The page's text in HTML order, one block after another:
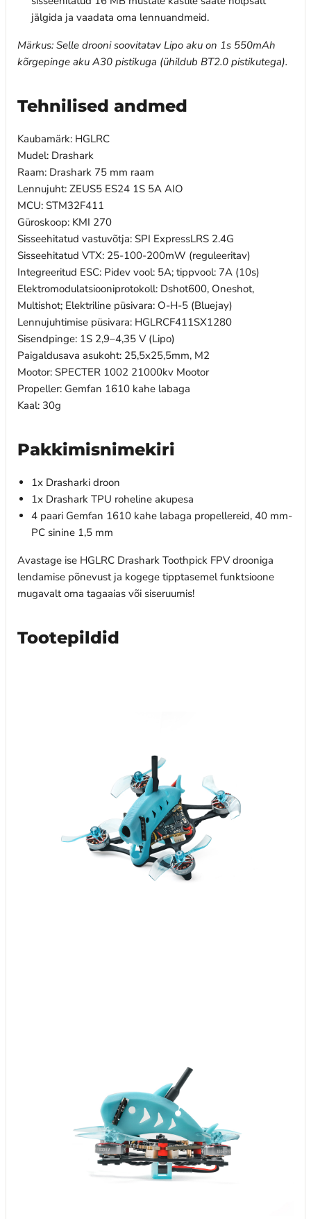
jälgida ja vaadata oma lennuandmeid.
Märkus: Selle drooni soovitatav Lipo aku on 1s 550mAh
kõrgepinge aku A30 pistikuga (ühildub BT2.0 pistikutega).
Tehnilised andmed
Kaubamärk: HGLRC
Mudel: Drashark
Raam: Drashark 75 mm raam
Lennujuht: ZEUS5 ES24 1S 5A AIO
MCU: STM32F411
Güroskoop: KMI 270
Sisseehitatud vastuvõtja: SPI ExpressLRS 2.4G
Sisseehitatud VTX: 25-100-200mW (reguleeritav)
Integreeritud ESC: Pidev vool: 5A; tippvool: 7A (10s)
Elektromodulatsiooniprotokoll: Dshot600, Oneshot,
Multishot; Elektriline püsivara: O-H-5 (Bluejay)
Lennujuhtimise püsivara: HGLRCF411SX1280
Sisendpinge: 1S 2,9–4,35 V (Lipo)
Paigaldusava asukoht: 25,5x25,5mm, M2
Mootor: SPECTER 1002 21000kv Mootor
Propeller: Gemfan 1610 kahe labaga
Kaal: 30g
Pakkimisnimekiri
1x Drasharki droon
1x Drashark TPU roheline akupesa
4 paari Gemfan 1610 kahe labaga propellereid, 40 mm-
PC sinine 1,5 mm
Avastage ise HGLRC Drashark Toothpick FPV drooniga
lendamise põnevust ja kogege tipptasemel funktsioone
mugavalt oma tagaaias või siseruumis!
Tootepildid